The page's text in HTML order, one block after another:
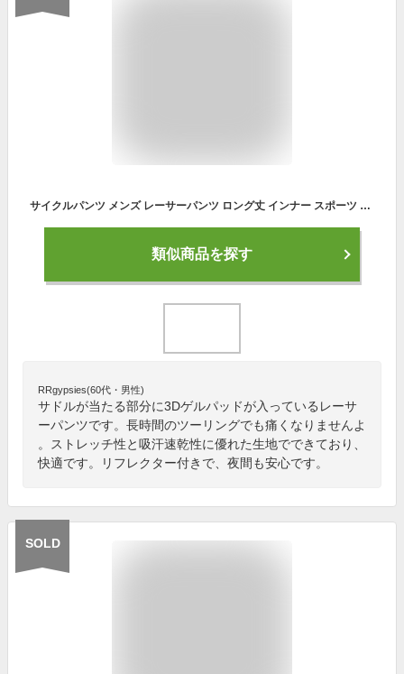
サイクルパンツ メンズ レーサーパンツ ロング丈 インナー スポーツ 3Dゲルパッド 柔軟性 痛み軽減 通気 速乾 インナーパンツ 伸縮性 自転車用 スポーツレギンス 衝撃吸収 抗菌防臭 ロードバイク クロスバイク ブラック グレー 大きいサイズ 送料無料
類似商品を探す
RRgypsies(60代・男性)
サドルが当たる部分に3Dゲルパッドが入っているレーサ
ーパンツです。長時間のツーリングでも痛くなりませんよ
。ストレッチ性と吸汗速乾性に優れた生地でできており、
快適です。リフレクター付きで、夜間も安心です。
SOLD